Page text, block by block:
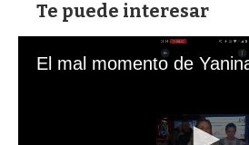
Te puede interesar